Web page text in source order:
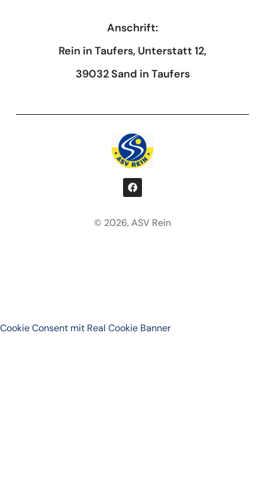
Anschrift:
Rein in Taufers, Unterstatt 12,
39032 Sand in Taufers
© 2026, ASV Rein
Cookie Consent mit Real Cookie Banner